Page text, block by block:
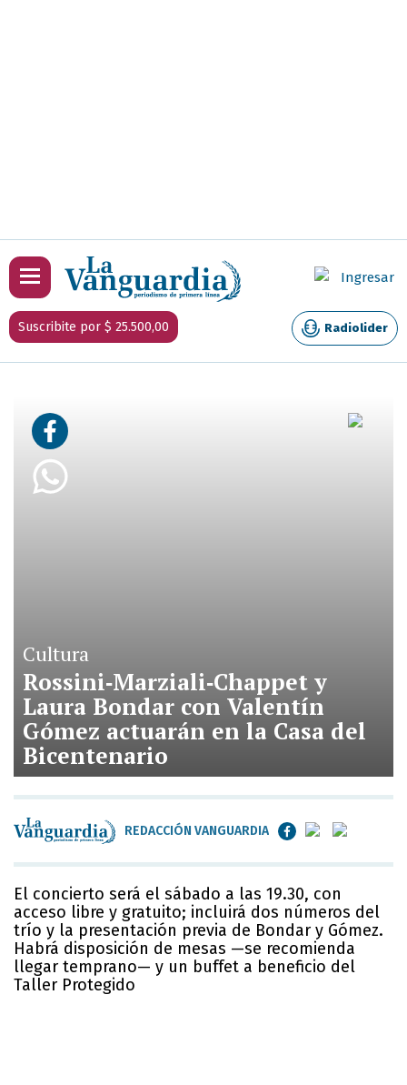
Ingresar
Suscribite por $ 25.500,00 Radiolider
Cultura
Rossini‑Marziali‑Chappet y
Laura Bondar con Valentín
Gómez actuarán en la Casa del
Bicentenario
REDACCIÓN VANGUARDIA
El concierto será el sábado a las 19.30, con
acceso libre y gratuito; incluirá dos números del
trío y la presentación previa de Bondar y Gómez.
Habrá disposición de mesas —se recomienda
llegar temprano— y un buffet a beneficio del
Taller Protegido